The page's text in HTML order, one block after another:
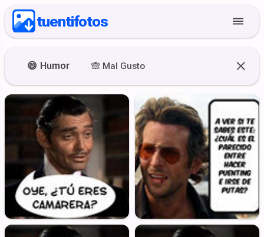
tuentifotos
😄 Humor 🙈 Mal Gusto